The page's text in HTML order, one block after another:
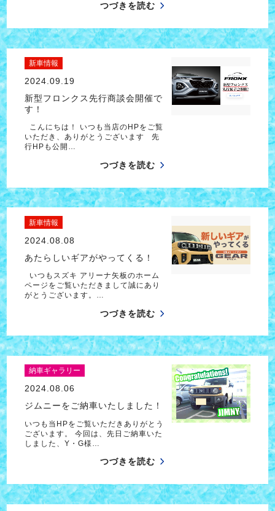
つづきを読む
新車情報
2024.09.19
新型フロンクス先行商談会開催で
す！
こんにちは！ いつも当店のHPをご覧
いただき、ありがとうございます 先
行HPも公開…
つづきを読む
新車情報
2024.08.08
あたらしいギアがやってくる！
いつもスズキ アリーナ矢板のホーム
ページをご覧いただきまして誠にあり
がとうございます。…
つづきを読む
納車ギャラリー
2024.08.06
ジムニーをご納車いたしました！
いつも当HPをご覧いただきありがとう
ございます。 今回は、先日ご納車いた
しました、Y・G様…
つづきを読む